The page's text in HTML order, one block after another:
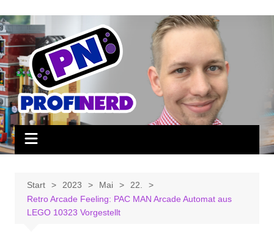
Inhalt
springen
Start 2023 Mai
22.
Retro Arcade Feeling: PAC MAN Arcade Automat aus
LEGO 10323 Vorgestellt